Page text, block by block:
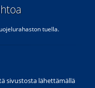
tuella.
sivustosta lähettämällä